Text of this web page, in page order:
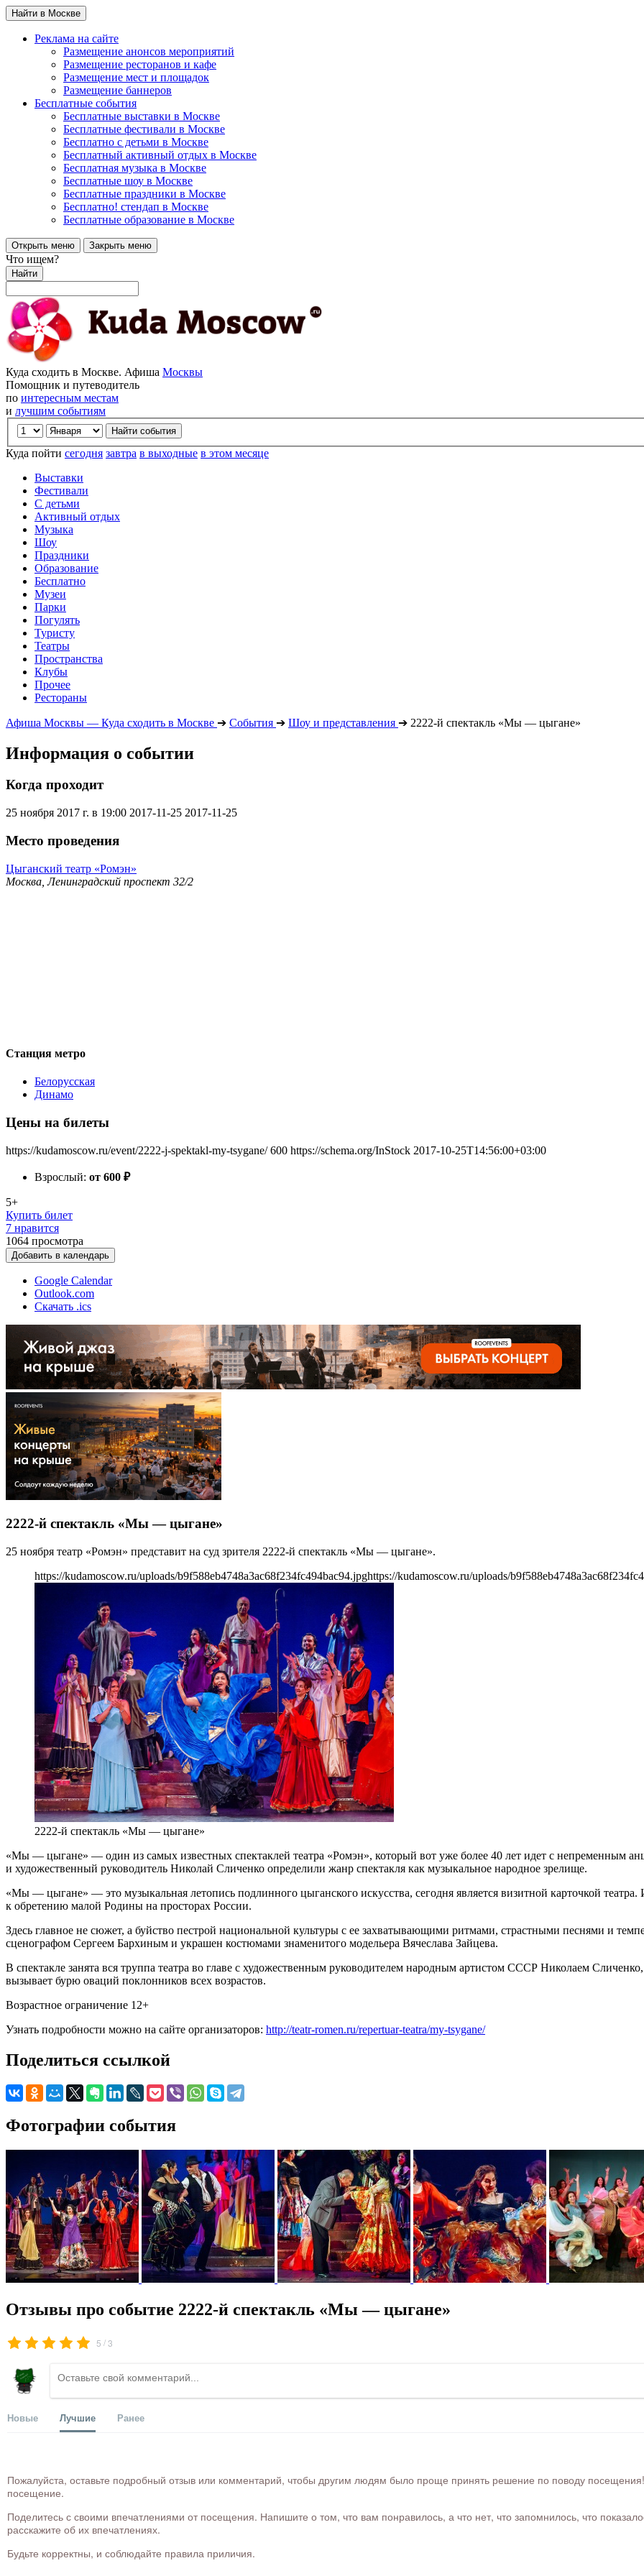
Найти в Москве
Реклама на сайте
Размещение анонсов мероприятий
Размещение ресторанов и кафе
Размещение мест и площадок
Размещение баннеров
Бесплатные события
Бесплатные выставки в Москве
Бесплатные фестивали в Москве
Бесплатно с детьми в Москве
Бесплатный активный отдых в Москве
Бесплатная музыка в Москве
Бесплатные шоу в Москве
Бесплатные праздники в Москве
Бесплатно! стендап в Москве
Бесплатные образование в Москве
Открыть меню Закрыть меню
Что ищем?
Найти
Куда сходить в Москве. Афиша Москвы
Помощник и путеводитель
по интересным местам
и лучшим событиям
Куда пойти сегодня завтра в выходные в этом месяце
Выставки
Фестивали
С детьми
Активный отдых
Музыка
Шоу
Праздники
Образование
Бесплатно
Музеи
Парки
Погулять
Туристу
Театры
Пространства
Клубы
Прочее
Рестораны
Афиша Москвы — Куда сходить в Москве ➔ События ➔ Шоу и представления ➔ 2222-й спектакль «Мы — цыгане»
Информация о событии
Когда проходит
25 ноября 2017 г. в 19:00 2017-11-25 2017-11-25
Место проведения
Цыганский театр «Ромэн»
Москва, Ленинградский проспект 32/2
Станция метро
Белорусская
Динамо
Цены на билеты
https://kudamoscow.ru/event/2222-j-spektakl-my-tsygane/ 600 https://schema.org/InStock 2017-10-25T14:56:00+03:00
Взрослый: от 600 ₽
5+
Купить билет
7 нравится
1064 просмотра
Добавить в календарь
Google Calendar
Outlook.com
Скачать .ics
2222-й спектакль «Мы — цыгане»
25 ноября театр «Ромэн» представит на суд зрителя 2222-й спектакль «Мы — цыгане».
https://kudamoscow.ru/uploads/b9f588eb4748a3ac68f234fc494bac94.jpghttps://kudamoscow.ru/uploads/
2222-й спектакль «Мы — цыгане»
«Мы — цыгане» — один из самых известных спектаклей театра «Ромэн», который вот уже более 40 лет идет с непременным
и художественный руководитель Николай Сличенко определили жанр спектакля как музыкальное народное зрелище.
«Мы — цыгане» — это музыкальная летопись подлинного цыганского искусства, сегодня является визитной карточкой
к обретению малой Родины на просторах России.
Здесь главное не сюжет, а буйство пестрой национальной культуры с ее захватывающими ритмами, страстными песнями и
сценографом Сергеем Бархиным и украшен костюмами знаменитого модельера Вячеслава Зайцева.
В спектакле занята вся труппа театра во главе с художественным руководителем народным артистом СССР Николаем
вызывает бурю оваций поклонников всех возрастов.
Возрастное ограничение 12+
Узнать подробности можно на сайте организаторов: http://teatr-romen.ru/repertuar-teatra/my-tsygane/
Поделиться ссылкой
Фотографии события
Отзывы про событие 2222-й спектакль «Мы — цыгане»
5 /3
Новые Лучшие Ранее
Пожалуйста, оставьте подробный отзыв или комментарий, чтобы другим людям было проще принять решение по поводу посещения!
посещение.
Поделитесь с своими впечатлениями от посещения. Напишите о том, что вам понравилось, а что нет, что запомнилось, что
расскажите об их впечатлениях.
Будьте корректны, и соблюдайте правила приличия.